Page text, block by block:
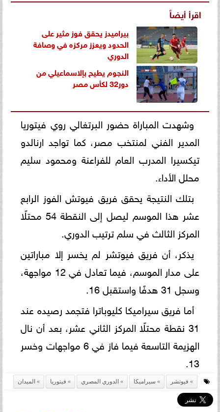
اقرأ أيضاً
بيراميدز يحقق فوز مثير على
الحدود ويعزز مركزه في وصافة
الدوري
النجوم يطيح بإلاسماعيلي من
دور32 لكأس مصر
وشهدت المباراة حضور البرتغالي روي فيتوريا
المدير الفني لمنتخب مصر، كما تواجد ارنالدو
تيكسيرا المدرب العام للفراعنة ومحمود سليم
محلل الأداء.
بتلك النتيجة يحقق فريق فيوتش الفوز الرابع
عشر هذا الموسم ليصل إلى النقطة 54 محتلًا
المركز الثالث في سلم ترتيب الدوري.
يذكر، أن فريق فيوتشر لم يخسر إلا مباراتين
على مدار الموسم، فيما تعادل في 12 مواجهة،
وسجل 31 هدفًا واستقبل 16.
أما فريق سيراميكا كليوباترا فتجمد رصيده عند
31 نقطة محتلًا المركز الثاني عشر، بعد أن نال
الهزيمة التاسعة فيما فاز في 6 مواجهات وخسر
13.
فيوتشر سيراميكا الدوري المصري فيتوريا الميدان